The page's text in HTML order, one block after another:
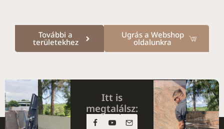
További a
területekhez
Ugrás a Webshop
oldalunkra
Itt is
megtalálsz: